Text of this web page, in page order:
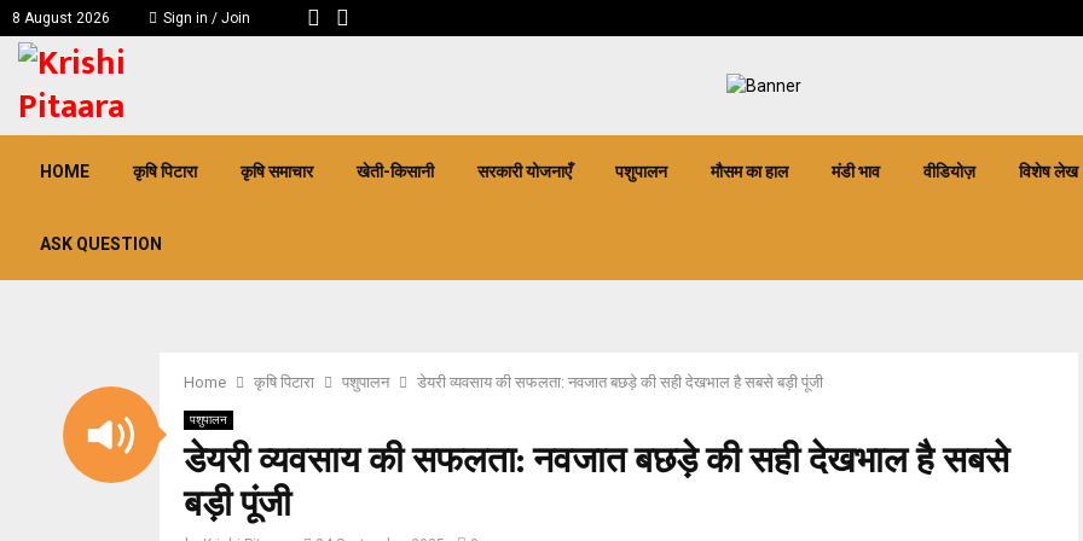
8 August 2026 Sign in / Join
HOME कृषि पिटारा कृषि समाचार खेती-किसानी सरकारी योजनाएँ पशुपालन मौसम का हाल मंडी भाव वीडियोज़ विशेष लेख
ASK QUESTION
Home कृषि पिटारा पशुपालन डेयरी व्यवसाय की सफलता: नवजात बछड़े की सही देखभाल है सबसे बड़ी पूंजी
पशुपालन
डेयरी व्यवसाय की सफलता: नवजात बछड़े की सही देखभाल है सबसे
बड़ी पूंजी